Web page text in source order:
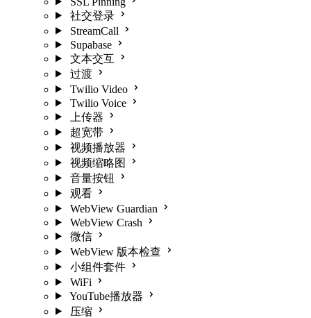
社交登录
StreamCall
Supabase
文本交互
过渡
Twilio Video
Twilio Voice
上传器
超宽带
视频播放器
视频缩略图
音量按钮
观看
WebView Guardian
WebView Crash
微信
WebView 版本检查
小组件套件
WiFi
YouTube播放器
压缩